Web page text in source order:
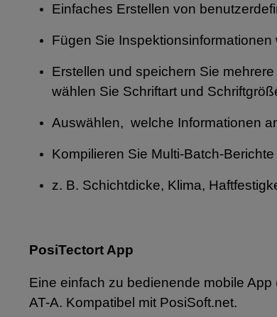
Einfaches Erstellen von
Fügen Sie
Erstellen und speichern Sie
wählen Sie Schriftart und
Auswählen, welche Informationen
Kompilieren Sie Multi-Batch-
z. B. Schichtdicke, Klima,
PosiTectort App
Eine einfach zu bedienende mobile
AT-A. Kompatibel mit PosiSoft.net.